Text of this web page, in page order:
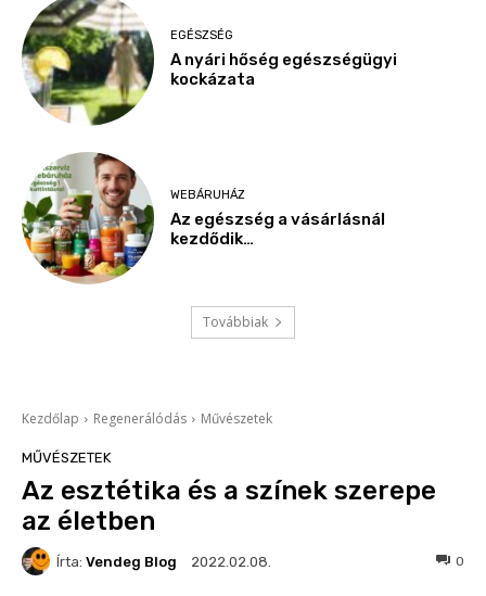
EGÉSZSÉG
A nyári hőség egészségügyi
kockázata
WEBÁRUHÁZ
Az egészség a vásárlásnál
kezdődik…
Továbbiak